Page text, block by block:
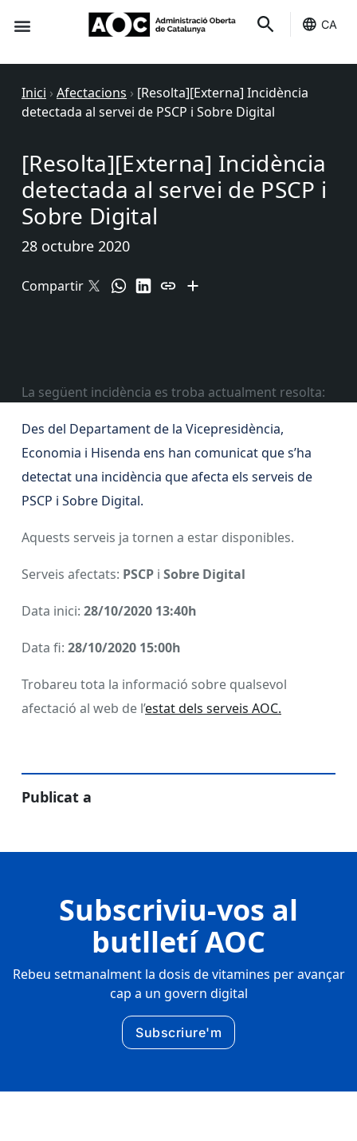
CA
Inici › Afectacions › [Resolta][Externa] Incidència
detectada al servei de PSCP i Sobre Digital
[Resolta][Externa] Incidència
detectada al servei de PSCP i
Sobre Digital
28 octubre 2020
Compartir
La següent incidència es troba actualment resolta:
Des del Departament de la Vicepresidència,
Economia i Hisenda ens han comunicat que s’ha
detectat una incidència que afecta els serveis de
PSCP i Sobre Digital.
Aquests serveis ja tornen a estar disponibles.
Serveis afectats: PSCP i Sobre Digital
Data inici: 28/10/2020 13:40h
Data fi: 28/10/2020 15:00h
Trobareu tota la informació sobre qualsevol
afectació al web de l’estat dels serveis AOC.
Publicat a
Subscriviu-vos al
butlletí AOC
Rebeu setmanalment la dosis de vitamines per avançar
cap a un govern digital
Subscriure'm